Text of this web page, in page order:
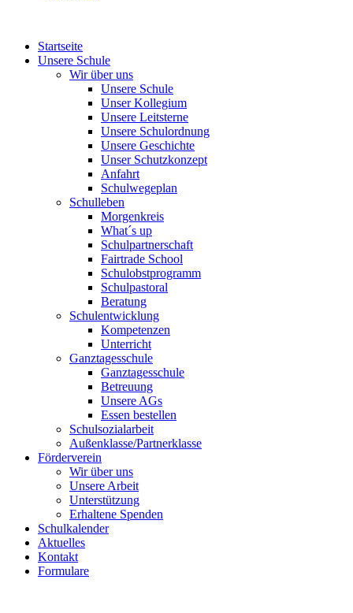
Startseite
Unsere Schule
Wir über uns
Unsere Schule
Unser Kollegium
Unsere Leitsterne
Unsere Schulordnung
Unsere Geschichte
Unser Schutzkonzept
Anfahrt
Schulwegeplan
Schulleben
Morgenkreis
What´s up
Schulpartnerschaft
Fairtrade School
Schulobstprogramm
Schulpastoral
Beratung
Schulentwicklung
Kompetenzen
Unterricht
Ganztagesschule
Ganztagesschule
Betreuung
Unsere AGs
Essen bestellen
Schulsozialarbeit
Außenklasse/Partnerklasse
Förderverein
Wir über uns
Unsere Arbeit
Unterstützung
Erhaltene Spenden
Schulkalender
Aktuelles
Kontakt
Formulare